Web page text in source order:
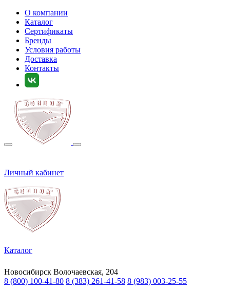
О компании
Каталог
Сертификаты
Бренды
Условия работы
Доставка
Контакты
Личный кабинет
Каталог
Новосибирск Волочаевская, 204
8 (800) 100-41-80 8 (383) 261-41-58 8 (983) 003-25-55